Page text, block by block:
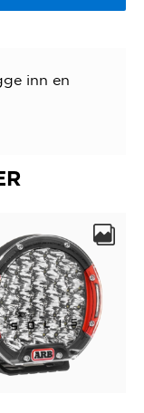
inn en